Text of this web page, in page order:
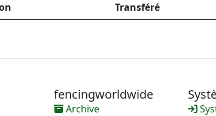
Transféré
fencingworldwide
Archive